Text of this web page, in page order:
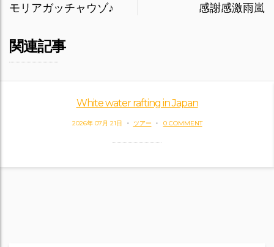
navigation
モリアガッチャウゾ♪ 感謝感激雨嵐
関連記事
White water rafting in Japan
2026年 07月 21日 ツアー 0 COMMENT